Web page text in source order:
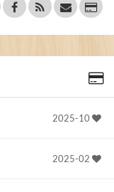
2025-10
2025-02